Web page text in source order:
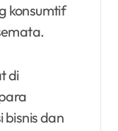
konsumtif
di
bisnis dan